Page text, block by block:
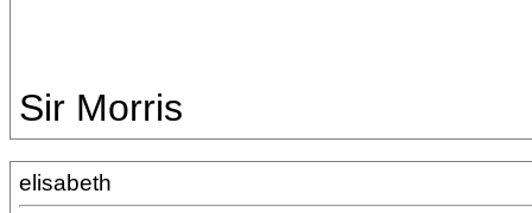
Sir Morris
elisabeth